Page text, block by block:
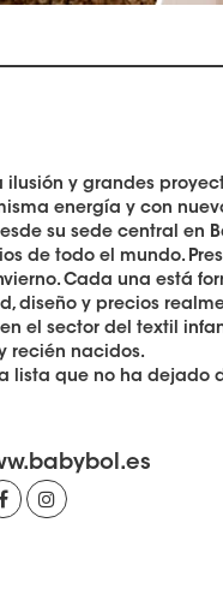
y grandes
energía y con
su sede central en
de todo el mundo.
Cada una está
diseño y precios
el sector del textil
recién nacidos.
lista que no ha dejado